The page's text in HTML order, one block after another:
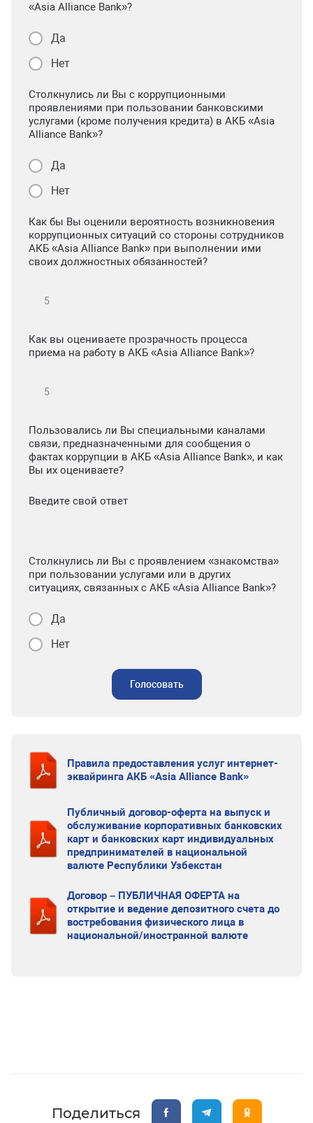
«Asia Alliance Bank»?
Да
Нет
Столкнулись ли Вы с коррупционными
проявлениями при пользовании банковскими
услугами (кроме получения кредита) в АКБ «Asia
Alliance Bank»?
Да
Нет
Как бы Вы оценили вероятность возникновения
коррупционных ситуаций со стороны сотрудников
АКБ «Asia Alliance Bank» при выполнении ими
своих должностных обязанностей?
Как вы оцениваете прозрачность процесса
приема на работу в АКБ «Asia Alliance Bank»?
Пользовались ли Вы специальными каналами
связи, предназначенными для сообщения о
фактах коррупции в АКБ «Asia Alliance Bank», и как
Вы их оцениваете?
Введите свой ответ
Столкнулись ли Вы с проявлением «знакомства»
при пользовании услугами или в других
ситуациях, связанных с АКБ «Asia Alliance Bank»?
Да
Нет
Голосовать
Правила предоставления услуг интернет-
эквайринга АКБ «Asia Alliance Bank»
Публичный договор-оферта на выпуск и
обслуживание корпоративных банковских
карт и банковских карт индивидуальных
предпринимателей в национальной
валюте Республики Узбекстан
Договор – ПУБЛИЧНАЯ ОФЕРТА на
открытие и ведение депозитного счета до
востребования физического лица в
национальной/иностранной валюте
Поделиться